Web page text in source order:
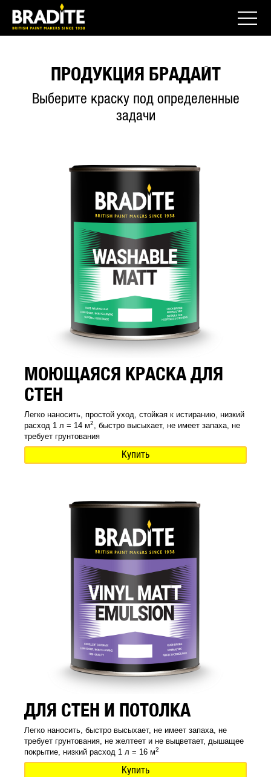
ПРОДУКЦИЯ БРАДАЙТ
Выберите краску под определенные
задачи
МОЮЩАЯСЯ КРАСКА ДЛЯ
СТЕН
Легко наносить, простой уход, стойкая к истиранию, низкий
расход 1 л = 14 м2
, быстро высыхает, не имеет запаха, не
требует грунтования
Купить
ДЛЯ СТЕН И ПОТОЛКА
Легко наносить, быстро высыхает, не имеет запаха, не
требует грунтования, не желтеет и не выцветает, дышащее
покрытие, низкий расход 1 л = 16 м2
Купить